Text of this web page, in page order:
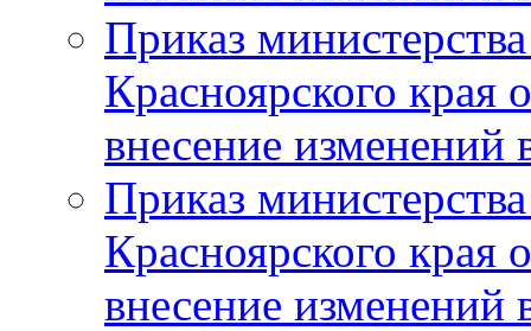
Приказ
Красноярского
внесение изменений
Приказ
Красноярского
внесение изменений